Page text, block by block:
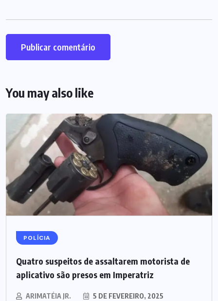
You may also like
POLÍCIA
Quatro suspeitos de assaltarem motorista de
aplicativo são presos em Imperatriz
ARIMATÉIA JR. 5 DE FEVEREIRO, 2025